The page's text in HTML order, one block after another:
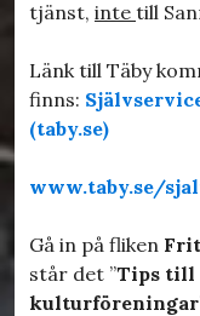
tjänst, inte till
Länk till Täby
finns:
(taby.se)
www.taby.se/
Gå in på fliken
står det ”Tips till